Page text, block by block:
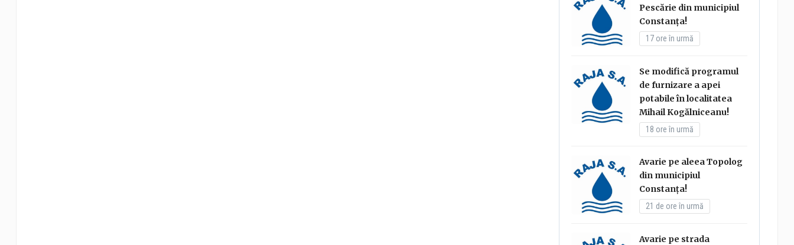
Pescărie din municipiul
Constanța!
17 ore în urmă
Se modifică programul
de furnizare a apei
potabile în localitatea
Mihail Kogălniceanu!
18 ore în urmă
Avarie pe aleea Topolog
din municipiul
Constanța!
21 de ore în urmă
Avarie pe strada